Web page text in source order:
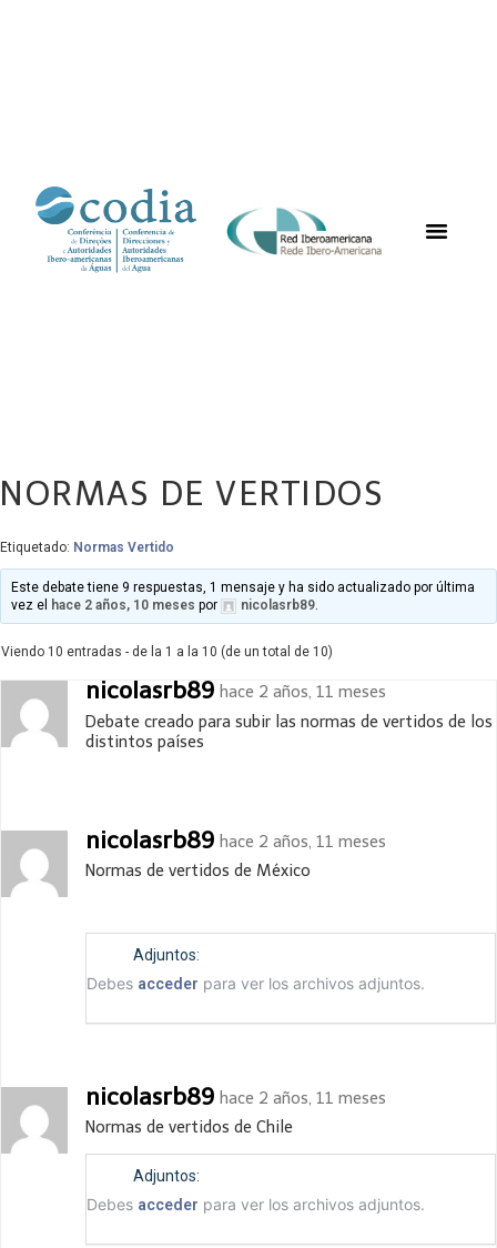
NORMAS DE VERTIDOS
Etiquetado: Normas Vertido
Este debate tiene 9 respuestas, 1 mensaje y ha sido actualizado por última
vez el hace 2 años, 10 meses por nicolasrb89.
Viendo 10 entradas - de la 1 a la 10 (de un total de 10)
nicolasrb89 hace 2 años, 11 meses
Debate creado para subir las normas de vertidos de los
distintos países
nicolasrb89 hace 2 años, 11 meses
Normas de vertidos de México
Adjuntos:
Debes acceder para ver los archivos adjuntos.
nicolasrb89 hace 2 años, 11 meses
Normas de vertidos de Chile
Adjuntos:
Debes acceder para ver los archivos adjuntos.